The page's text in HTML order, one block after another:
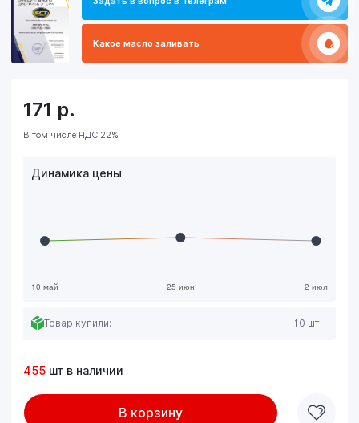
Какое масло заливать
171 р.
В том числе НДС 22%
Динамика цены
Товар купили: 10 шт
455 шт в наличии
В корзину